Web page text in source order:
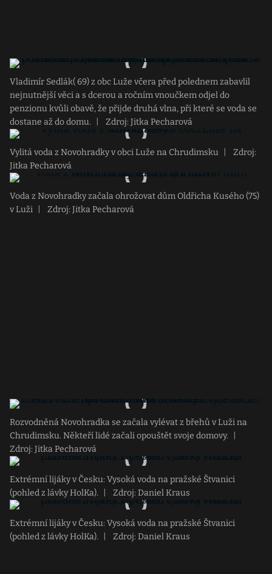
Vladimír Sedlák( 69) z obc Luže včera před polednem zabavlil
nejnutnější věci a s dcerou a ročním vnoučkem odjel do
penzionu kvůli obavě, že přijde druhá vlna, při které se voda se
dostane až do domu.
Zdroj: Jitka Pecharová
Vylitá voda z Novohradky v obci Luže na Chrudimsku
Zdroj:
Jitka Pecharová
Voda z Novohradky začala ohrožovat dům Oldřicha Kusého (75)
v Luži
Zdroj: Jitka Pecharová
Rozvodněná Novohradka se začala vylévat z břehů v Luži na
Chrudimsku. Někteří lidé začali opouštět svoje domovy.
Zdroj: Jitka Pecharová
Extrémní lijáky v Česku: Vysoká voda na pražské Štvanici
(pohled z lávky HolKa).
Zdroj: Daniel Kraus
Extrémní lijáky v Česku: Vysoká voda na pražské Štvanici
(pohled z lávky HolKa).
Zdroj: Daniel Kraus